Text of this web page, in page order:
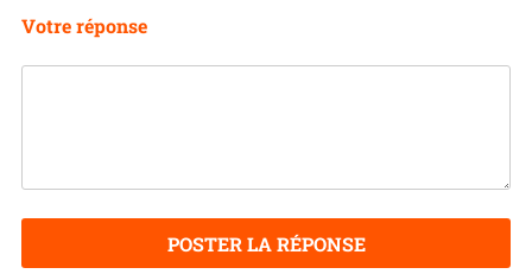
Votre réponse
POSTER LA RÉPONSE